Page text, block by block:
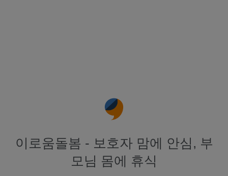
이로움돌봄 - 보호자 맘에 안심, 부
모님 몸에 휴식